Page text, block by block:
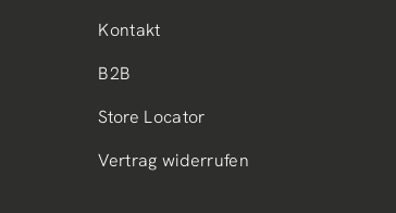
Kontakt
B2B
Store Locator
Vertrag widerrufen